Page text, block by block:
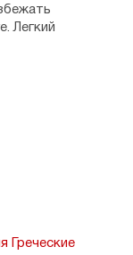
Легкий
или
Греческие